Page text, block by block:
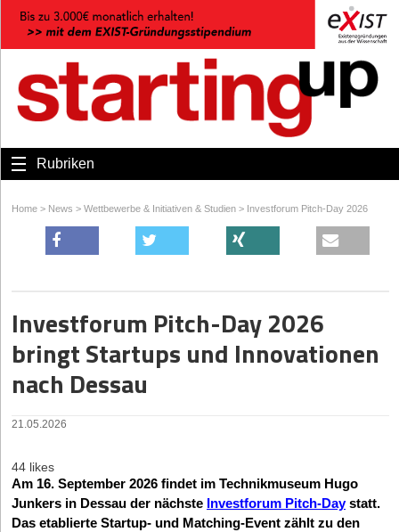
Rubriken
Home > News > Wettbewerbe & Initiativen & Studien > Investforum Pitch-Day 2026
Investforum Pitch-Day 2026
bringt Startups und Innovationen
nach Dessau
21.05.2026
44 likes
Am 16. September 2026 findet im Technikmuseum Hugo
Junkers in Dessau der nächste Investforum Pitch-Daystatt.
Das etablierte Startup- und Matching-Event zählt zu den